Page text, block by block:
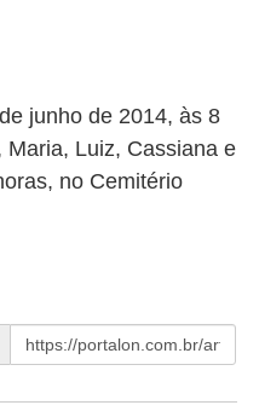
junho de 2014, às 8
Maria, Luiz, Cassiana e
no Cemitério